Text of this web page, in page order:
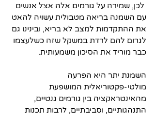
לכן, שמירה על גורמים אלה אצל אנשים
עם השמנה בריאה מטבולית עשויה להאט
את ההתקדמות למצב לא בריא, ובינינו גם
לגרום להם לרדת במשקל שזה כשלעצמו
כבר מוריד את הסיכון משמעותית.
השמנת יתר היא הפרעה
מולטי-פקטוריאלית המושפעת
מהאינטראקציה בין גורמים גנטיים,
התנהגותיים, וסביבתיים, לרבות תכנות